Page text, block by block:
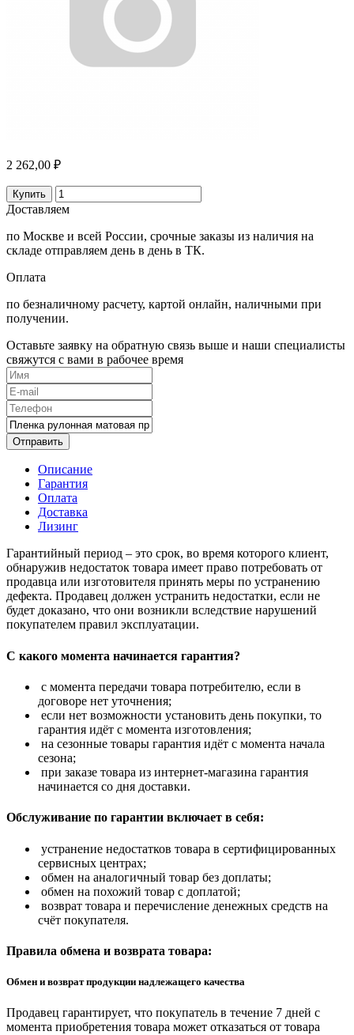
2 262,00 ₽
Купить
Доставляем
по Москве и всей России, срочные заказы из наличия на
складе отправляем день в день в ТК.
Оплата
по безналичному расчету, картой онлайн, наличными при
получении.
Оставьте заявку на обратную связь выше и наши специалисты
свяжутся с вами в рабочее время
Отправить
Описание
Гарантия
Оплата
Доставка
Лизинг
Гарантийный период – это срок, во время которого клиент,
обнаружив недостаток товара имеет право потребовать от
продавца или изготовителя принять меры по устранению
дефекта. Продавец должен устранить недостатки, если не
будет доказано, что они возникли вследствие нарушений
покупателем правил эксплуатации.
С какого момента начинается гарантия?
с момента передачи товара потребителю, если в
договоре нет уточнения;
если нет возможности установить день покупки, то
гарантия идёт с момента изготовления;
на сезонные товары гарантия идёт с момента начала
сезона;
при заказе товара из интернет-магазина гарантия
начинается со дня доставки.
Обслуживание по гарантии включает в себя:
устранение недостатков товара в сертифицированных
сервисных центрах;
обмен на аналогичный товар без доплаты;
обмен на похожий товар с доплатой;
возврат товара и перечисление денежных средств на
счёт покупателя.
Правила обмена и возврата товара:
Обмен и возврат продукции надлежащего качества
Продавец гарантирует, что покупатель в течение 7 дней с
момента приобретения товара может отказаться от товара